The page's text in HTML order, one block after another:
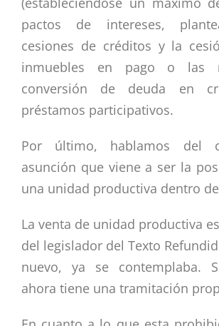
pactos de intereses,
cesiones de créditos y la
inmuebles en pago o las
conversión de deuda en
préstamos participativos.
Por último, hablamos del
asunción que viene a ser la
una unidad productiva dentro
La venta de unidad productiva
del legislador del Texto
nuevo, ya se contemplaba.
ahora tiene una tramitación